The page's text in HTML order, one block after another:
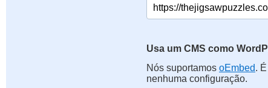
Usa um CMS como
Nós suportamos oEmbed.
nenhuma configuração.